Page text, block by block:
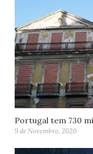
Portugal tem 730
9 de Novembro, 2020